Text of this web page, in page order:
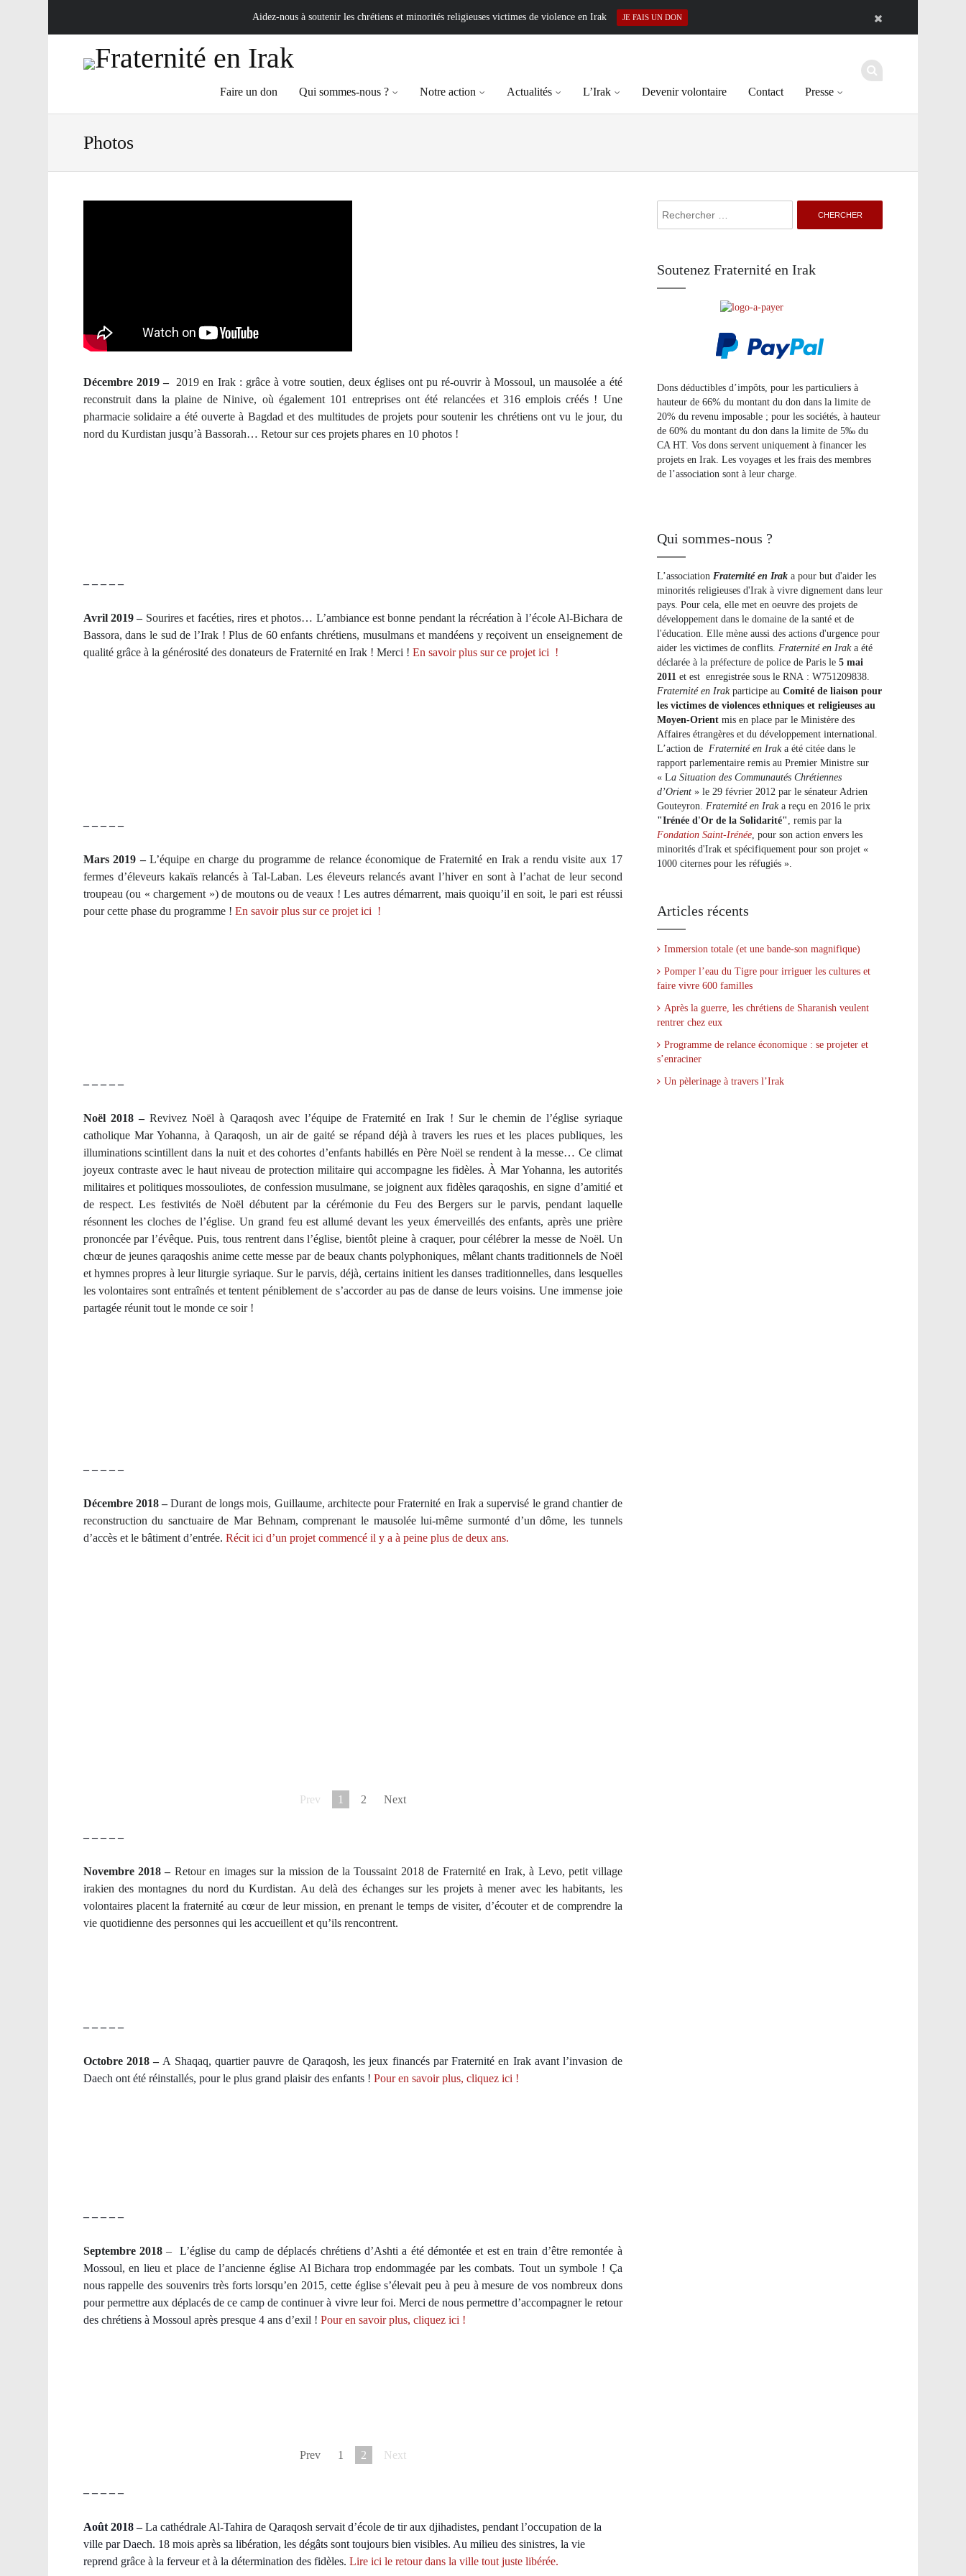
Aidez-nous à soutenir les chrétiens et minorités religieuses victimes de violence en Irak JE FAIS UN DON
Faire un don Qui sommes-nous ? Notre action Actualités L’Irak Devenir volontaire Contact Presse
Photos
Décembre 2019 – 2019 en Irak : grâce à votre soutien, deux églises ont pu ré-ouvrir à Mossoul, un mausolée a été
reconstruit dans la plaine de Ninive, où également 101 entreprises ont été relancées et 316 emplois créés ! Une
pharmacie solidaire a été ouverte à Bagdad et des multitudes de projets pour soutenir les chrétiens ont vu le jour, du
nord du Kurdistan jusqu’à Bassorah… Retour sur ces projets phares en 10 photos !
– – – – –
Avril 2019 – Sourires et facéties, rires et photos… L’ambiance est bonne pendant la récréation à l’école Al-Bichara de
Bassora, dans le sud de l’Irak ! Plus de 60 enfants chrétiens, musulmans et mandéens y reçoivent un enseignement de
qualité grâce à la générosité des donateurs de Fraternité en Irak ! Merci ! En savoir plus sur ce projet ici !
– – – – –
Mars 2019 –L’équipe en charge du programme de relance économique de Fraternité en Irak a rendu visite aux 17
fermes d’éleveurs kakaïs relancés à Tal-Laban. Les éleveurs relancés avant l’hiver en sont à l’achat de leur second
troupeau (ou « chargement ») de moutons ou de veaux ! Les autres démarrent, mais quoiqu’il en soit, le pari est réussi
pour cette phase du programme ! En savoir plus sur ce projet ici !
– – – – –
Noël 2018 –Revivez Noël à Qaraqosh avec l’équipe de Fraternité en Irak ! Sur le chemin de l’église syriaque
catholique Mar Yohanna, à Qaraqosh, un air de gaité se répand déjà à travers les rues et les places publiques, les
illuminations scintillent dans la nuit et des cohortes d’enfants habillés en Père Noël se rendent à la messe… Ce climat
joyeux contraste avec le haut niveau de protection militaire qui accompagne les fidèles. À Mar Yohanna, les autorités
militaires et politiques mossouliotes, de confession musulmane, se joignent aux fidèles qaraqoshis, en signe d’amitié et
de respect. Les festivités de Noël débutent par la cérémonie du Feu des Bergers sur le parvis, pendant laquelle
résonnent les cloches de l’église. Un grand feu est allumé devant les yeux émerveillés des enfants, après une prière
prononcée par l’évêque. Puis, tous rentrent dans l’église, bientôt pleine à craquer, pour célébrer la messe de Noël. Un
chœur de jeunes qaraqoshis anime cette messe par de beaux chants polyphoniques, mêlant chants traditionnels de Noël
et hymnes propres à leur liturgie syriaque. Sur le parvis, déjà, certains initient les danses traditionnelles, dans lesquelles
les volontaires sont entraînés et tentent péniblement de s’accorder au pas de danse de leurs voisins. Une immense joie
partagée réunit tout le monde ce soir !
– – – – –
Décembre 2018 –Durant de longs mois, Guillaume, architecte pour Fraternité en Irak a supervisé le grand chantier de
reconstruction du sanctuaire de Mar Behnam, comprenant le mausolée lui-même surmonté d’un dôme, les tunnels
d’accès et le bâtiment d’entrée. Récit ici d’un projet commencé il y a à peine plus de deux ans.
Prev 1 2 Next
– – – – –
Novembre 2018 – Retour en images sur la mission de la Toussaint 2018 de Fraternité en Irak, à Levo, petit village
irakien des montagnes du nord du Kurdistan. Au delà des échanges sur les projets à mener avec les habitants, les
volontaires placent la fraternité au cœur de leur mission, en prenant le temps de visiter, d’écouter et de comprendre la
vie quotidienne des personnes qui les accueillent et qu’ils rencontrent.
– – – – –
Octobre 2018 – A Shaqaq, quartier pauvre de Qaraqosh, les jeux financés par Fraternité en Irak​ avant l’invasion de
Daech ont été réinstallés, pour le plus grand plaisir des enfants ! Pour en savoir plus, cliquez ici !
– – – – –
Septembre 2018–
L’église du camp de déplacés chrétiens d’Ashti a été démontée et est en train d’être remontée à
Mossoul, en lieu et place de l’ancienne église Al Bichara trop endommagée par les combats. Tout un symbole ! Ça
nous rappelle des souvenirs très forts lorsqu’en 2015, cette église s’élevait peu à peu à mesure de vos nombreux dons
pour permettre aux déplacés de ce camp de continuer à vivre leur foi. Merci de nous permettre d’accompagner le retour
des chrétiens à Mossoul après presque 4 ans d’exil ! Pour en savoir plus, cliquez ici !
Prev 1 2 Next
– – – – –
Août 2018–La cathédrale Al-Tahira de Qaraqosh servait d’école de tir aux djihadistes, pendant l’occupation de la
ville par Daech. 18 mois après sa libération, les dégâts sont toujours bien visibles. Au milieu des sinistres, la vie
reprend grâce à la ferveur et à la détermination des fidèles. Lire ici le retour dans la ville tout juste libérée.
Soutenez Fraternité en Irak
Dons déductibles d’impôts, pour les particuliers à
hauteur de 66% du montant du don dans la limite de
20% du revenu imposable ; pour les sociétés, à hauteur
de 60% du montant du don dans la limite de 5‰ du
CA HT. Vos dons servent uniquement à financer les
projets en Irak. Les voyages et les frais des membres
de l’association sont à leur charge.
Qui sommes-nous ?
L’association Fraternité en Irak a pour but d'aider les
minorités religieuses d'Irak à vivre dignement dans leur
pays. Pour cela, elle met en oeuvre des projets de
développement dans le domaine de la santé et de
l'éducation. Elle mène aussi des actions d'urgence pour
aider les victimes de conflits. Fraternité en Iraka été
déclarée à la préfecture de police de Paris le 5 mai
2011et est enregistrée sous le RNA : W751209838.
Fraternité en Irakparticipe au Comité de liaison pour
les victimes de violences ethniques et religieuses au
Moyen-Orientmis en place par le Ministère des
Affaires étrangères et du développement international.
L’action de Fraternité en Iraka été citée dans le
rapport parlementaire remis au Premier Ministre sur
« La Situation des Communautés Chrétiennes
d’Orient » le 29 février 2012 par le sénateur Adrien
Gouteyron. Fraternité en Iraka reçu en 2016 le prix
"Irénée d'Or de la Solidarité", remis par la
Fondation Saint-Irénée, pour son action envers les
minorités d'Irak et spécifiquement pour son projet «
1000 citernes pour les réfugiés ».
Articles récents
Immersion totale (et une bande-son magnifique)
Pomper l’eau du Tigre pour irriguer les cultures et
faire vivre 600 familles
Après la guerre, les chrétiens de Sharanish veulent
rentrer chez eux
Programme de relance économique : se projeter et
s’enraciner
Un pèlerinage à travers l’Irak